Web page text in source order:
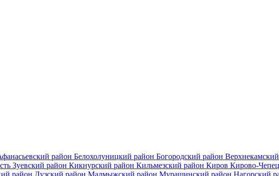
район Белохолуницкий район Богородский район
Зуевский район Кикнурский район Кильмезский район Киров Кирово-
район Лузский район Малмыжский район Мурашинский район Нагорский